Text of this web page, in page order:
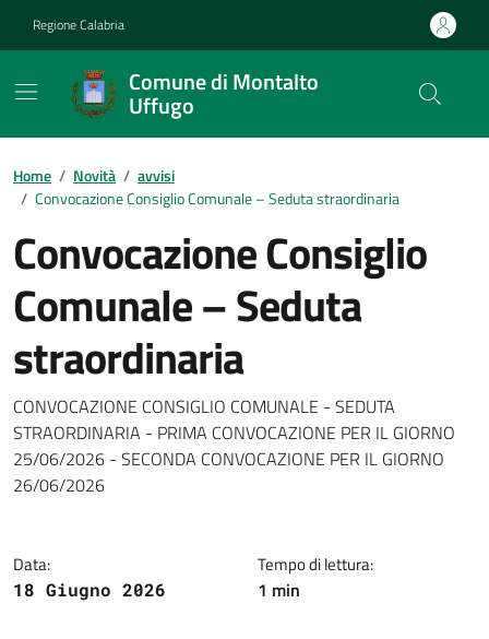
Regione Calabria
Comune di Montalto
Uffugo
Home / Novità / avvisi
/ Convocazione Consiglio Comunale – Seduta straordinaria
Convocazione Consiglio
Comunale – Seduta
straordinaria
Dettagli della notizia
CONVOCAZIONE CONSIGLIO COMUNALE - SEDUTA
STRAORDINARIA - PRIMA CONVOCAZIONE PER IL GIORNO
25/06/2026 - SECONDA CONVOCAZIONE PER IL GIORNO
26/06/2026
Data:
18 Giugno 2026
Tempo di lettura:
1 min